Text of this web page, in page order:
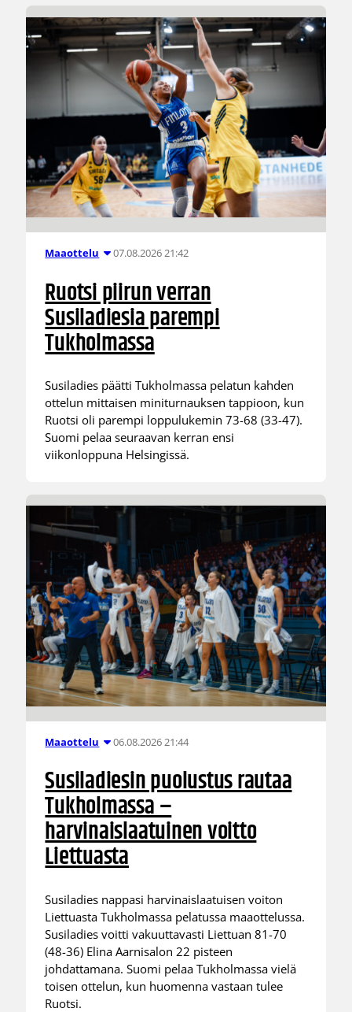
Maaottelu 07.08.2026 21:42
Ruotsi piirun verran
Susiladiesia parempi
Tukholmassa
Susiladies päätti Tukholmassa pelatun kahden
ottelun mittaisen miniturnauksen tappioon, kun
Ruotsi oli parempi loppulukemin 73-68 (33-47).
Suomi pelaa seuraavan kerran ensi
viikonloppuna Helsingissä.
Maaottelu 06.08.2026 21:44
Susiladiesin puolustus rautaa
Tukholmassa –
harvinaislaatuinen voitto
Liettuasta
Susiladies nappasi harvinaislaatuisen voiton
Liettuasta Tukholmassa pelatussa maaottelussa.
Susiladies voitti vakuuttavasti Liettuan 81-70
(48-36) Elina Aarnisalon 22 pisteen
johdattamana. Suomi pelaa Tukholmassa vielä
toisen ottelun, kun huomenna vastaan tulee
Ruotsi.